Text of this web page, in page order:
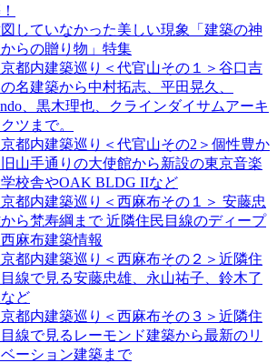
していなかった美しい現象「建築の神
らの贈り物」特集
都内建築巡り＜代官山その１＞谷口吉
名建築から中村拓志、平田晃久、
、黒木理也、クラインダイサムアーキ
ツまで。
都内建築巡り＜代官山その2＞個性豊か
山手通りの大使館から新設の東京音楽
校舎やOAK BLDG IIなど
都内建築巡り＜西麻布その１＞ 安藤忠
ら梵寿綱まで 近隣住民目線のディープ
麻布建築情報
都内建築巡り＜西麻布その２＞近隣住
線で見る安藤忠雄、永山祐子、鈴木了
ど
都内建築巡り＜西麻布その３＞近隣住
線で見るレーモンド建築から最新のリ
ベーション建築まで